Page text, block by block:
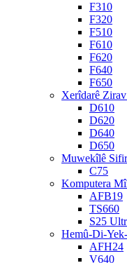
F310
F320
F510
F610
F620
F640
F650
Xerîdarê
D610
D620
D640
D650
Muwekîlê Sifir
C75
Komputera
AFB19
TS660
S25
Hemû-Di-
AFH24
V640